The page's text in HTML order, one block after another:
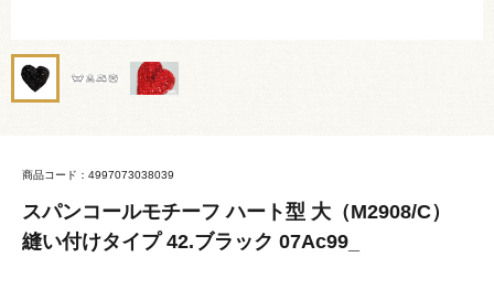
商品コード：4997073038039
スパンコールモチーフ ハート型 大（M2908/C）
縫い付けタイプ 42.ブラック 07Ac99_